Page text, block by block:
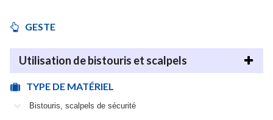
GESTE
Utilisation de bistouris et scalpels
TYPE DE MATÉRIEL
Bistouris, scalpels de sécurité